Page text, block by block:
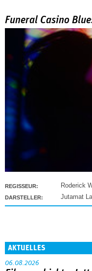
Funeral Casino
REGISSEUR: Roderick
DARSTELLER: Jutamat
AKTUELLES
06.08.2026